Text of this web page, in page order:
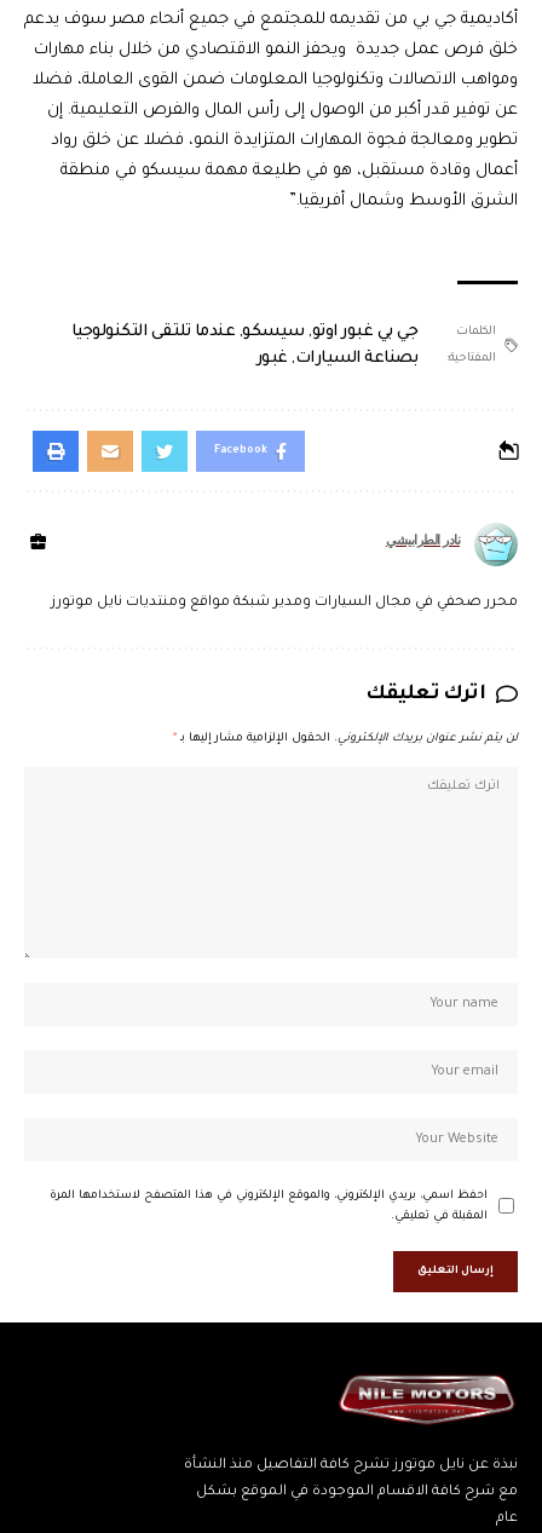
أكاديمية جي بي من تقديمه للمجتمع في جميع أنحاء مصر سوف يدعم
خلق فرص عمل جديدة ويحفز النمو الاقتصادي من خلال بناء مهارات
ومواهب الاتصالات وتكنولوجيا المعلومات ضمن القوى العاملة، فضلا
عن توفير قدر أكبر من الوصول إلى رأس المال والفرص التعليمية. إن
تطوير ومعالجة فجوة المهارات المتزايدة النمو، فضلا عن خلق رواد
أعمال وقادة مستقبل، هو في طليعة مهمة سيسكو في منطقة
الشرق الأوسط وشمال أفريقيا.”
الكلمات
المفتاحية:
جي بي غبور اوتو, سيسكو, عندما تلتقى التكنولوجيا
بصناعة السيارات, غبور
Facebook
نادر الطرابيشي
محرر صحفي في مجال السيارات ومدير شبكة مواقع ومنتديات نايل موتورز
اترك تعليقك
لن يتم نشر عنوان بريدك الإلكتروني. الحقول الإلزامية مشار إليها بـ *
احفظ اسمي، بريدي الإلكتروني، والموقع الإلكتروني في هذا المتصفح لاستخدامها المرة
المقبلة في تعليقي.
نبذة عن نايل موتورز تشرح كافة التفاصيل منذ النشأة
مع شرح كافة الاقسام الموجودة في الموقع بشكل
عام